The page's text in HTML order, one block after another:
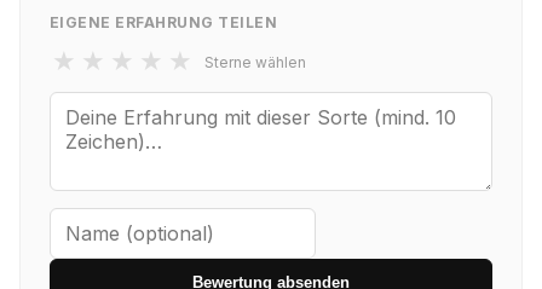
EIGENE ERFAHRUNG TEILEN
★ ★ ★ ★ ★ Sterne wählen
Bewertung absenden